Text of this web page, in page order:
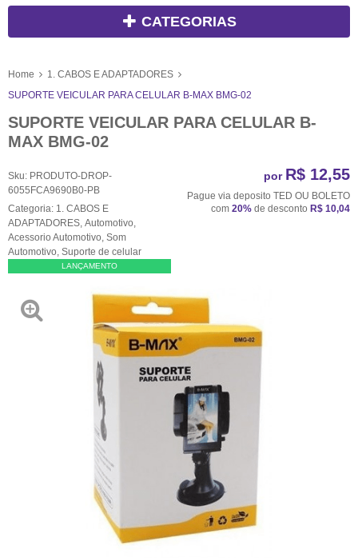
CATEGORIAS
Home
1. CABOS E ADAPTADORES
SUPORTE VEICULAR PARA CELULAR B-MAX BMG-02
SUPORTE VEICULAR PARA CELULAR B-
MAX BMG-02
Sku: PRODUTO-DROP-
6055FCA9690B0-PB
Categoria: 1. CABOS E
ADAPTADORES Automotivo
Acessorio Automotivo Som
Automotivo Suporte de celular
LANÇAMENTO
por R$ 12,55
Pague via deposito TED OU BOLETO
com 20% de desconto R$ 10,04